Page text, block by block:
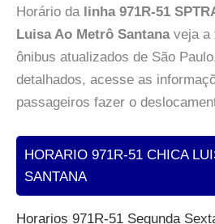
Horário da linha 971R-51
Luisa Ao Metrô Santanaveja a
ônibus atualizados de São
detalhados, acesse as
passageiros fazer o
HORARIO 971R-51 CHICA
SANTANA
Horarios 971R-51 Segunda